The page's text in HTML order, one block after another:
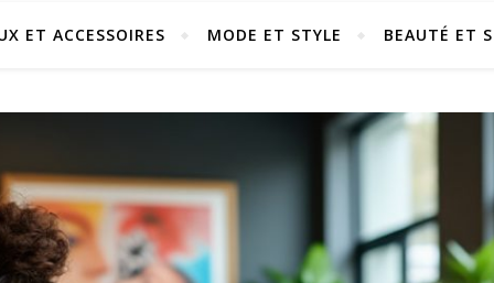
ET ACCESSOIRES MODE ET STYLE BEAUTÉ ET